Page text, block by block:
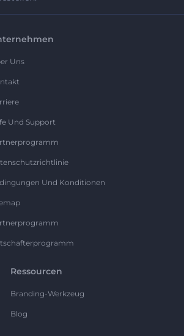
Uns
Und Support
Und Konditionen
Ressourcen
Branding-Werkzeug
Blog